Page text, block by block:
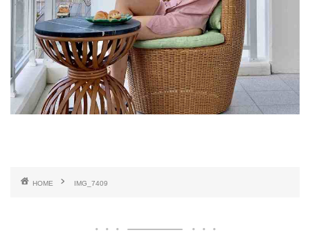
HOME IMG_7409